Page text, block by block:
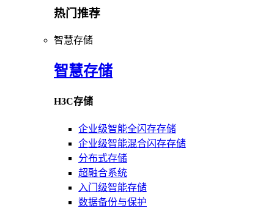
热门推荐
智慧存储
智慧存储
H3C存储
企业级智能全闪存存储
企业级智能混合闪存存储
分布式存储
超融合系统
入门级智能存储
数据备份与保护